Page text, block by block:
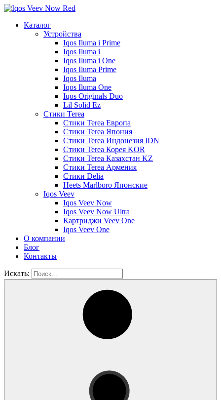
Каталог
Устройства
Iqos Iluma i Prime
Iqos Iluma i
Iqos Iluma i One
Iqos Iluma Prime
Iqos Iluma
Iqos Iluma One
Iqos Originals Duo
Lil Solid Ez
Стики Terea
Cтики Terea Европа
Стики Terea Япония
Стики Terea Индонезия IDN
Стики Terea Корея KOR
Стики Terea Казахстан KZ
Стики Terea Армения
Стики Delia
Heets Marlboro Японские
Iqos Veev
Iqos Veev Now
Iqos Veev Now Ultra
Картриджи Veev One
Iqos Veev One
О компании
Блог
Контакты
Искать: